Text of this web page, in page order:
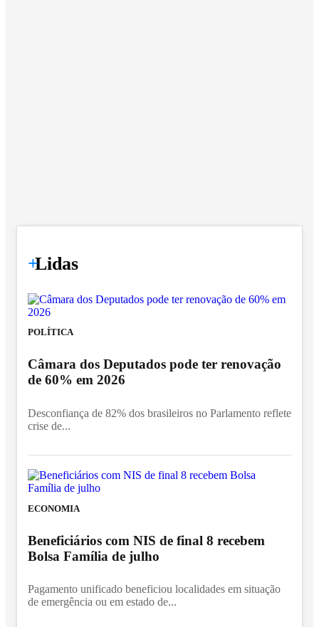
+
Lidas
POLÍTICA
Câmara dos Deputados pode ter renovação
de 60% em 2026
Desconfiança de 82% dos brasileiros no Parlamento reflete
crise de...
ECONOMIA
Beneficiários com NIS de final 8 recebem
Bolsa Família de julho
Pagamento unificado beneficiou localidades em situação
de emergência ou em estado de...